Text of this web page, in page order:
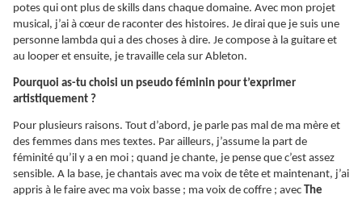
potes qui ont plus de skills dans chaque domaine. Avec mon projet
musical, j’ai à cœur de raconter des histoires. Je dirai que je suis une
personne lambda qui a des choses à dire. Je compose à la guitare et
au looper et ensuite, je travaille cela sur Ableton.
Pourquoi as-tu choisi un pseudo féminin pour t’exprimer
artistiquement ?
Pour plusieurs raisons. Tout d’abord, je parle pas mal de ma mère et
des femmes dans mes textes. Par ailleurs, j’assume la part de
féminité qu’il y a en moi ; quand je chante, je pense que c’est assez
sensible. A la base, je chantais avec ma voix de tête et maintenant, j’ai
appris à le faire avec ma voix basse ; ma voix de coffre ; avec The